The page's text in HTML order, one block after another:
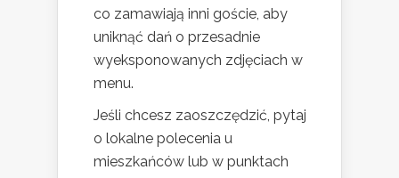
co zamawiają inni goście, aby
uniknąć dań o przesadnie
wyeksponowanych zdjęciach w
menu.
Jeśli chcesz zaoszczędzić, pytaj
o lokalne polecenia u
mieszkańców lub w punktach